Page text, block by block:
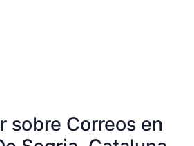
sobre Correos en